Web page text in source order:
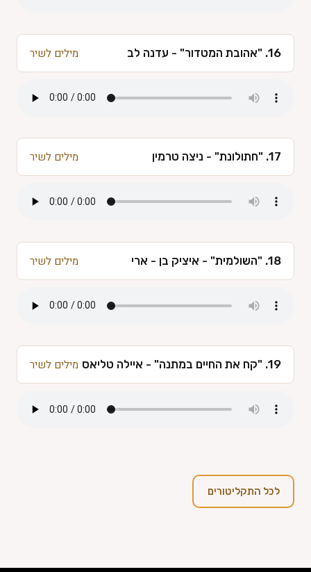
16. "אהובת המטדור" - עדנה לב מילים לשיר
17. "חתולונת" - ניצה טרמין מילים לשיר
18. "השולמית" - איציק בן - ארי מילים לשיר
19. "קח את החיים במתנה" - איילה טליאס מילים לשיר
לכל התקליטורים